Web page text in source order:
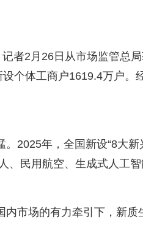
者2月26日从市场监管总
个体工商户1619.4万户。
2025年，全国新设“8大
民用航空、生成式人工智
市场的有力牵引下，新质